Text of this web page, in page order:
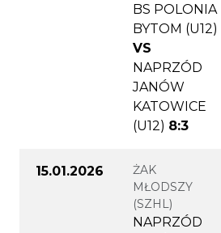
BS POLONIA
BYTOM (U12)
VS
NAPRZÓD
JANÓW
KATOWICE
(U12) 8:3
15.01.2026
ŻAK
MŁODSZY
(SZHL)
NAPRZÓD